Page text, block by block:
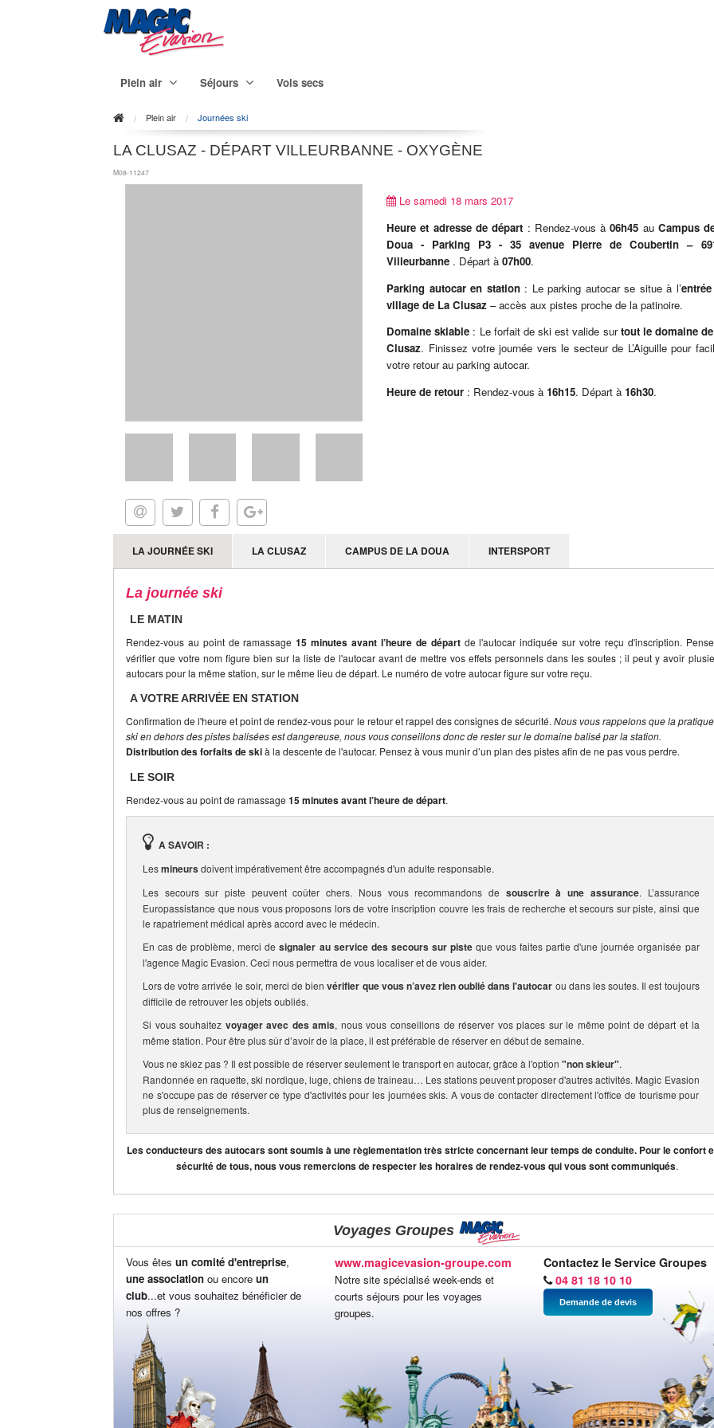
Plein air Séjours Vols secs
Plein air Journées ski
LA CLUSAZ - DÉPART VILLEURBANNE - OXYGÈNE
M08-11247
Le samedi 18 mars 2017
Heure et adresse de départ : Rendez-vous à06h45 au Campus
Doua - Parking P3 - 35 avenue Pierre de Coubertin –
Villeurbanne . Départ à07h00.
Parking autocar en station : Le parking autocar se situe à l’
village de La Clusaz – accès aux pistes proche de la patinoire.
Domaine skiable : Le forfait de ski est valide surtout le domaine
Clusaz. Finissez votre journée vers le secteur de L’Aiguille pour
votre retour au parking autocar.
Heure de retour : Rendez-vous à16h15. Départ à16h30.
LA JOURNÉE SKI LA CLUSAZ CAMPUS DE LA DOUA INTERSPORT
La journée ski
LE MATIN
Rendez-vous au point de ramassage15 minutes avant l’heure de départde l'autocar indiquée sur votre reçu d'inscription.
vérifier que votre nom figure bien sur la liste de l'autocar avant de mettre vos effets personnels dans les soutes ; il peut y avoir
autocars pour la même station, sur le même lieu de départ. Le numéro de votre autocar figure sur votre reçu.
A VOTRE ARRIVÉE EN STATION
Confirmation de l'heure et point de rendez-vous pour le retour et rappel des consignes de sécurité.Nous vous rappelons que la
ski en dehors des pistes balisées est dangereuse, nous vous conseillons donc de rester sur le domaine balisé par la station.
Distribution des forfaits de skià la descente de l'autocar. Pensez à vous munir d’un plan des pistes afin de ne pas vous perdre.
LE SOIR
Rendez-vous au point de ramassage 15 minutes avant l’heure de départ.
A SAVOIR :
Lesmineursdoivent impérativement être accompagnés d'un adulte responsable.
Les secours sur piste peuvent coûter chers. Nous vous recommandons de souscrire à une assurance. L’assurance
Europassistance que nous vous proposons lors de votre inscription couvre les frais de recherche et secours sur piste, ainsi que
le rapatriement médical après accord avec le médecin.
En cas de problème, merci designaler au service des secours sur pisteque vous faites partie d'une journée organisée par
l'agence Magic Evasion. Ceci nous permettra de vous localiser et de vous aider.
Lors de votre arrivée le soir, merci de bienvérifier que vous n’avez rien oublié dans l'autocar ou dans les soutes. Il est toujours
difficile de retrouver les objets oubliés.
Si vous souhaitez voyager avec des amis, nous vous conseillons de réserver vos places sur le même point de départ et la
même station. Pour être plus sûr d’avoir de la place, il est préférable de réserver en début de semaine.
Vous ne skiez pas ? Il est possible de réserver seulement le transport en autocar, grâce à l'option "non skieur".
Randonnée en raquette, ski nordique, luge, chiens de traineau… Les stations peuvent proposer d'autres activités. Magic Evasion
ne s'occupe pas de réserver ce type d'activités pour les journées skis. A vous de contacter directement l'office de tourisme pour
plus de renseignements.
Les conducteurs des autocars sont soumis à une règlementation très stricte concernant leur temps de conduite. Pour le confort
sécurité de tous, nous vous remercions de respecter les horaires de rendez-vous qui vous sont communiqués.
Voyages Groupes
Vous êtes un comité d'entreprise,
une association ou encore un
club...et vous souhaitez bénéficier de
nos offres ?
www.magicevasion-groupe.com
Notre site spécialisé week-ends et
courts séjours pour les voyages
groupes.
Contactez le Service Groupes
04 81 18 10 10
Demande de devis